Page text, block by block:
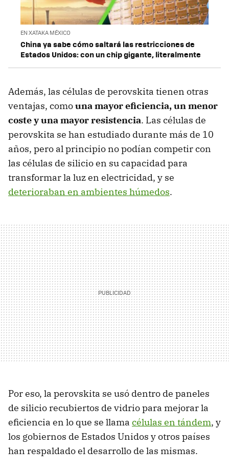
EN XATAKA MÉXICO
China ya sabe cómo saltará las restricciones de
Estados Unidos: con un chip gigante, literalmente
Además, las células de perovskita tienen otras
ventajas, comouna mayor eficiencia, un menor
coste y una mayor resistencia. Las células de
perovskita se han estudiado durante más de 10
años, pero al principio no podían competir con
las células de silicio en su capacidad para
transformar la luz en electricidad, y se
deterioraban en ambientes húmedos.
Por eso, la perovskita se usó dentro de paneles
de silicio recubiertos de vidrio para mejorar la
eficiencia en lo que se llama células en tándem, y
los gobiernos de Estados Unidos y otros países
han respaldado el desarrollo de las mismas.